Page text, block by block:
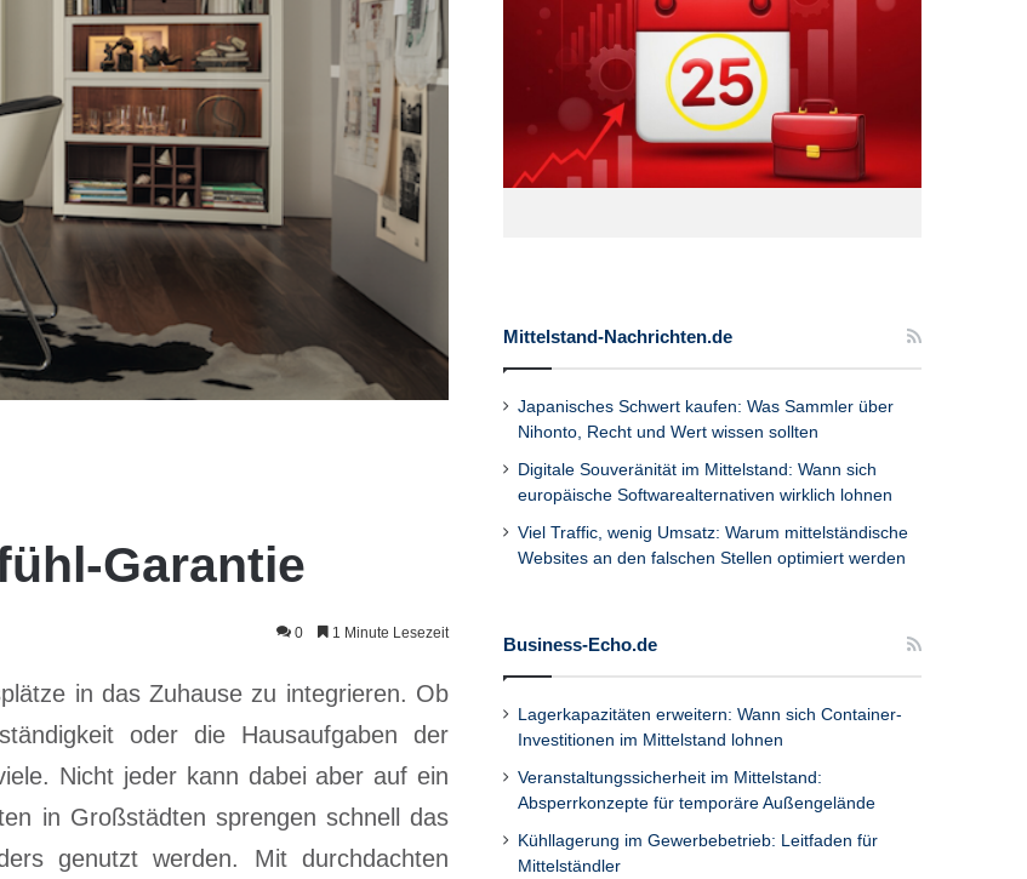
Garantie
0 1 Minute Lesezeit
in das Zuhause zu integrieren. Ob
oder die Hausaufgaben der
Nicht jeder kann dabei aber auf ein
in Großstädten sprengen schnell das
genutzt werden. Mit durchdachten
Mittelstand-Nachrichten.de
Japanisches Schwert kaufen: Was Sammler über
Nihonto, Recht und Wert wissen sollten
Digitale Souveränität im Mittelstand: Wann sich
europäische Softwarealternativen wirklich lohnen
Viel Traffic, wenig Umsatz: Warum mittelständische
Websites an den falschen Stellen optimiert werden
Business-Echo.de
Lagerkapazitäten erweitern: Wann sich Container-
Investitionen im Mittelstand lohnen
Veranstaltungssicherheit im Mittelstand:
Absperrkonzepte für temporäre Außengelände
Kühllagerung im Gewerbebetrieb: Leitfaden für
Mittelständler